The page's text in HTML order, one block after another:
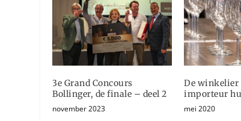
3e Grand Concours
Bollinger, de finale – deel 2
november 2023
De winkelier
importeur
mei 2020